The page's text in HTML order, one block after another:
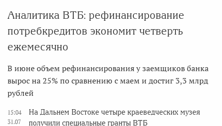
Аналитика ВТБ: рефинансирование
потребкредитов экономит четверть
ежемесячно
В июне объем рефинансирования у заемщиков банка
вырос на 25% по сравнению с маем и достиг 3,3 млрд
рублей
15:04
31.07
На Дальнем Востоке четыре краеведческих музея
получили специальные гранты ВТБ